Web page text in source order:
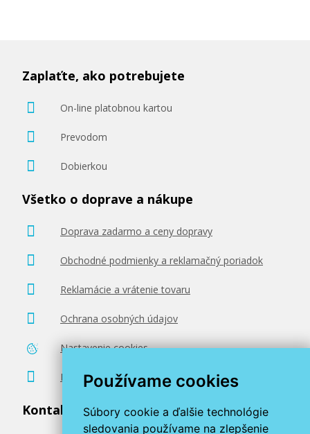
Používame cookies
Súbory cookie a ďalšie technológie
sledovania používame na zlepšenie
Pridať do košíka
Zaplaťte, ako potrebujete
On-line platobnou kartou
Prevodom
Dobierkou
Všetko o doprave a nákupe
Doprava zadarmo a ceny dopravy
Obchodné podmienky a reklamačný poriadok
Reklamácie a vrátenie tovaru
Ochrana osobných údajov
Nastavenie cookies
Poradenstvo zadarmo
Kontaktujte nás